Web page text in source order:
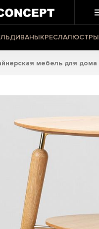
ДИВАНЫКРЕСЛАЛЮСТРЫ
мебель для дома